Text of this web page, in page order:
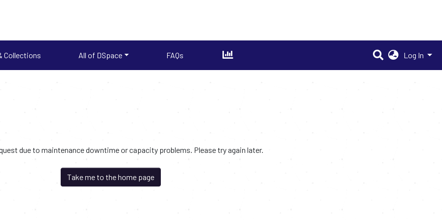
Collections All of DSpace FAQs Log In
due to maintenance downtime or capacity problems. Please try again later.
Take me to the home page